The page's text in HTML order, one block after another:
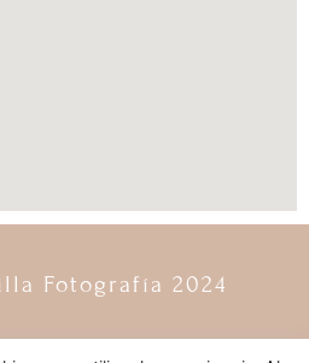
Fotografía 2024